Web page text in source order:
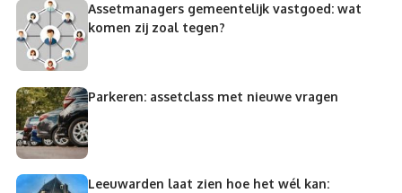
Assetmanagers gemeentelijk vastgoed: wat
komen zij zoal tegen?
Parkeren: assetclass met nieuwe vragen
Leeuwarden laat zien hoe het wél kan: